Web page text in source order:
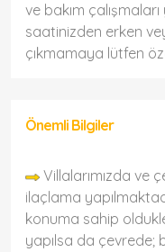
ve bakım
saatinizden erken
çıkmamaya lütfen
Önemli Bilgiler
Villalarımızda ve
ilaçlama
konuma sahip
yapılsa da çevrede;